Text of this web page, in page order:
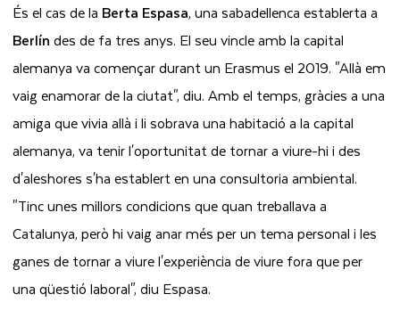
És el cas de la Berta Espasa, una sabadellenca establerta a
Berlín des de fa tres anys. El seu vincle amb la capital
alemanya va començar durant un Erasmus el 2019. "Allà em
vaig enamorar de la ciutat", diu.Amb el temps, gràcies a una
amiga que vivia allà i li sobrava unahabitació a la capital
alemanya, va tenir l'oportunitat de tornar a viure-hi i des
d'aleshores s'ha establert en una consultoriaambiental.
"Tinc unes millors condicions que quan treballava a
Catalunya, però hi vaig anar més per un tema personal i les
ganes de tornar a viure l'experiència de viure fora que per
una qüestió laboral", diu Espasa.